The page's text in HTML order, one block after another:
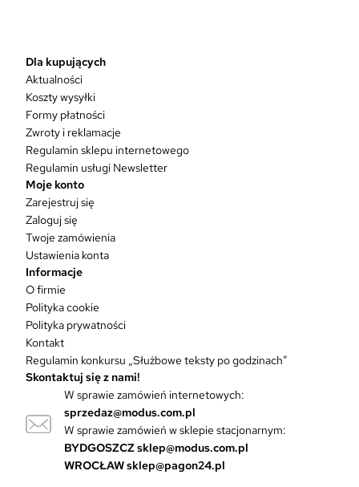
w
w
O
p
c
j
e
Dla kupujących
Aktualności
Koszty wysyłki
Formy płatności
Zwroty i reklamacje
Regulamin sklepu internetowego
Regulamin usługi Newsletter
Moje konto
Zarejestruj się
Zaloguj się
Twoje zamówienia
Ustawienia konta
Informacje
O firmie
Polityka cookie
Polityka prywatności
Kontakt
Regulamin konkursu „Służbowe teksty po godzinach”
Skontaktuj się z nami!
W sprawie zamówień internetowych:
sprzedaz@modus.com.pl
W sprawie zamówień w sklepie stacjonarnym:
BYDGOSZCZsklep@modus.com.pl
WROCŁAWsklep@pagon24.pl